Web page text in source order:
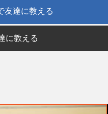
友達に教える
に教える